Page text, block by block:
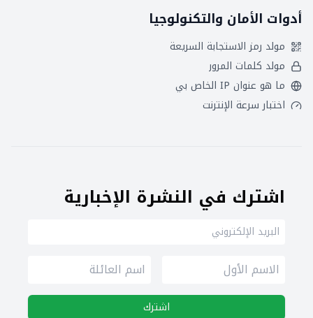
أدوات الأمان والتكنولوجيا
مولد رمز الاستجابة السريعة
مولد كلمات المرور
ما هو عنوان IP الخاص بي
اختبار سرعة الإنترنت
اشترك في النشرة الإخبارية
اشترك